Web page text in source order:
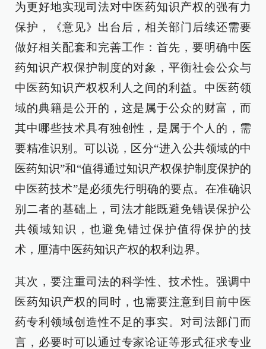
为更好地实现司法对中医药知识产权的强有力
保护，《意见》出台后，相关部门后续还需要
做好相关配套和完善工作：首先，要明确中医
药知识产权保护制度的对象，平衡社会公众与
中医药知识产权权利人之间的利益。中医药领
域的典籍是公开的，这是属于公众的财富，而
其中哪些技术具有独创性，是属于个人的，需
要精准识别。可以说，区分“进入公共领域的中
医药知识”和“值得通过知识产权保护制度保护的
中医药技术”是必须先行明确的要点。在准确识
别二者的基础上，司法才能既避免错误保护公
共领域知识，也避免错过保护值得保护的技
术，厘清中医药知识产权的权利边界。
其次，要注重司法的科学性、技术性。强调中
医药知识产权的同时，也需要注意到目前中医
药专利领域创造性不足的事实。对司法部门而
言，必要时可以通过专家论证等形式征求专业